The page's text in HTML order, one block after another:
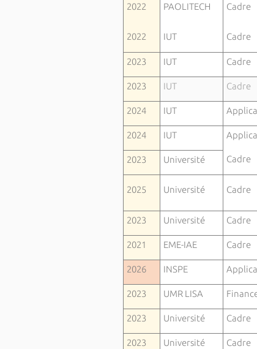
2022 PAOLITECH Cadre
2022 IUT Cadre
2023 IUT Cadre
2023 IUT Cadre
2024 IUT
2024 IUT
2023 Université Cadre
2025 Université Cadre
2023 Université Cadre
2021 EME-IAE Cadre
2026 INSPE
2023 UMR LISA
2023 Université Cadre
2023 Université Cadre